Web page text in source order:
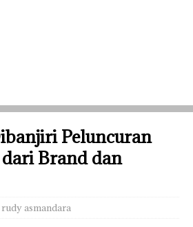
Peluncuran
Brand dan
rudy asmandara